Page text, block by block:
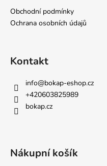
Obchodní podmínky
Ochrana osobních údajů
Kontakt
info@bokap-eshop.cz
+420603825989
bokap.cz
Nákupní košík